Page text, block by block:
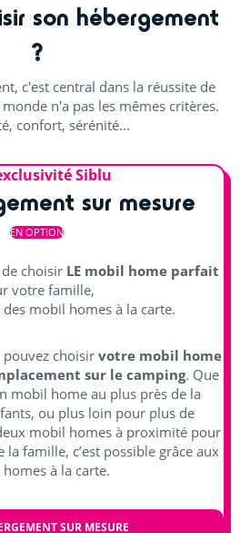
et soirée
son hébergement
?
c'est central dans la réussite de
n'a pas les mêmes critères.
confort, sérénité...
Siblu
sur mesure
EN OPTION
choisir LE mobil home parfait
votre famille,
mobil homes à la carte.
pouvez choisir votre mobil home
sur le camping. Que
mobil home au plus près de la
ou plus loin pour plus de
mobil homes à proximité pour
la famille, c’est possible grâce aux
à la carte.
SUR MESURE